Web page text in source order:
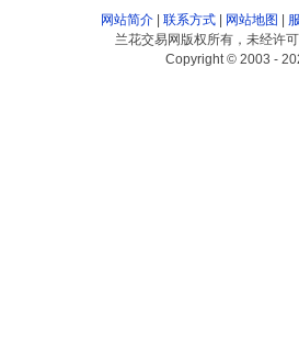
网站简介| 联系方式| 网站地图
兰花交易网版权所有，未经许
Copyright © 2003 -